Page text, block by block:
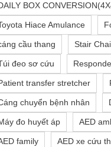
BOX
Hiace Amulance
cầu thang Stair
đeo sơ cứu
transfer stretcher
chuyển bệnh nhân
đo huyết áp AED
family AED xe cứu